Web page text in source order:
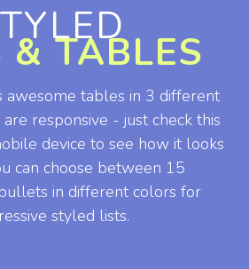
& TABLES
awesome tables in 3 different
responsive - just check this
device to see how it looks
can choose between 15
in different colors for
styled lists.